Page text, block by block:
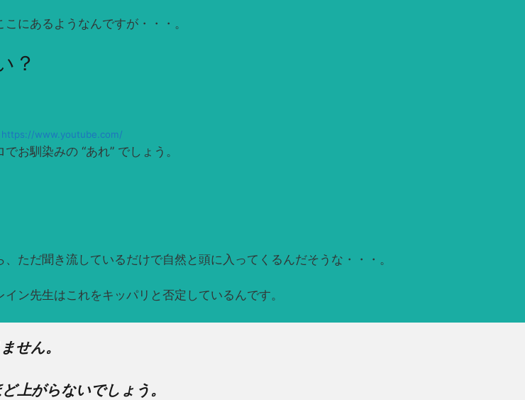
にあるようなんですが・・・。
？
https://www.youtube.com/
お馴染みの “あれ” でしょう。
ただ聞き流しているだけで自然と頭に入ってくるんだそうな・・・。
ン先生はこれをキッパリと否定しているんです。
せん。
上がらないでしょう。